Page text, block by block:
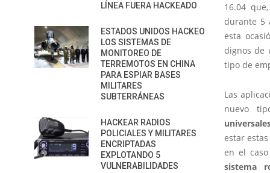
16.04
durante 5
esta
dignos de
tipo de
Las
nuevo
estar
en el
sistema
LÍNEA FUERA HACKEADO
ESTADOS UNIDOS HACKEO
LOS SISTEMAS DE
MONITOREO DE
TERREMOTOS EN CHINA
PARA ESPIAR BASES
MILITARES
SUBTERRÁNEAS
HACKEAR RADIOS
POLICIALES Y MILITARES
ENCRIPTADAS
EXPLOTANDO 5
VULNERABILIDADES